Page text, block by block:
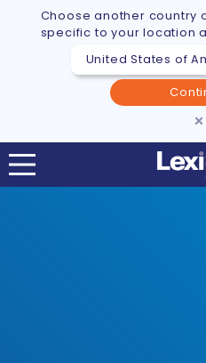
Choose another country
specific to your location
×